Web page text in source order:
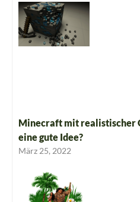
Minecraft mit realistischer
eine gute Idee?
März 25, 2022